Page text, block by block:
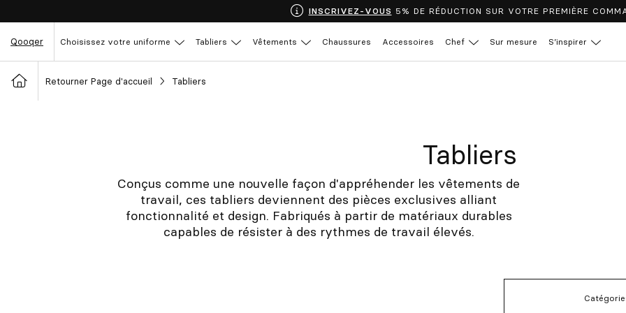
INSCRIVEZ-VOUS 5% DE RÉDUCTION SUR VOTRE PREMIÈRE
Qooqer Choisissez votre uniforme Tabliers Vêtements Chaussures Accessoires Chef Sur mesure S’inspirer
Retourner Page d'accueil Tabliers
Tabliers
Conçus comme une nouvelle façon d'appréhender les vêtements de
travail, ces tabliers deviennent des pièces exclusives alliant
fonctionnalité et design. Fabriqués à partir de matériaux durables
capables de résister à des rythmes de travail élevés.